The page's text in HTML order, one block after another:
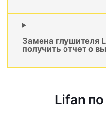
Замена глушителя
получить отчет о
Lifan